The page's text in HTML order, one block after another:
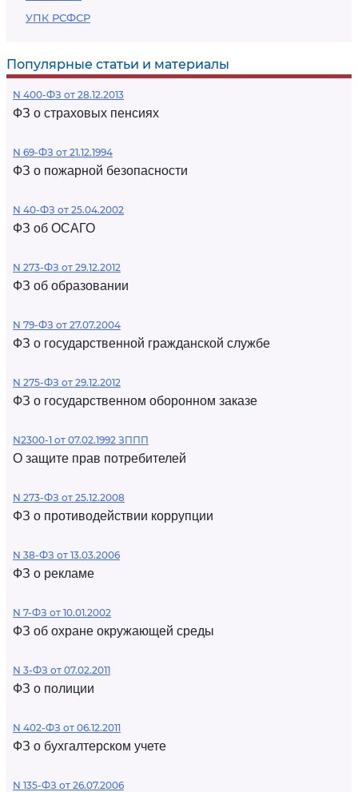
УПК РСФСР
Популярные статьи и материалы
N 400-ФЗ от 28.12.2013
ФЗ о страховых пенсиях
N 69-ФЗ от 21.12.1994
ФЗ о пожарной безопасности
N 40-ФЗ от 25.04.2002
ФЗ об ОСАГО
N 273-ФЗ от 29.12.2012
ФЗ об образовании
N 79-ФЗ от 27.07.2004
ФЗ о государственной гражданской службе
N 275-ФЗ от 29.12.2012
ФЗ о государственном оборонном заказе
N2300-1 от 07.02.1992 ЗППП
О защите прав потребителей
N 273-ФЗ от 25.12.2008
ФЗ о противодействии коррупции
N 38-ФЗ от 13.03.2006
ФЗ о рекламе
N 7-ФЗ от 10.01.2002
ФЗ об охране окружающей среды
N 3-ФЗ от 07.02.2011
ФЗ о полиции
N 402-ФЗ от 06.12.2011
ФЗ о бухгалтерском учете
N 135-ФЗ от 26.07.2006